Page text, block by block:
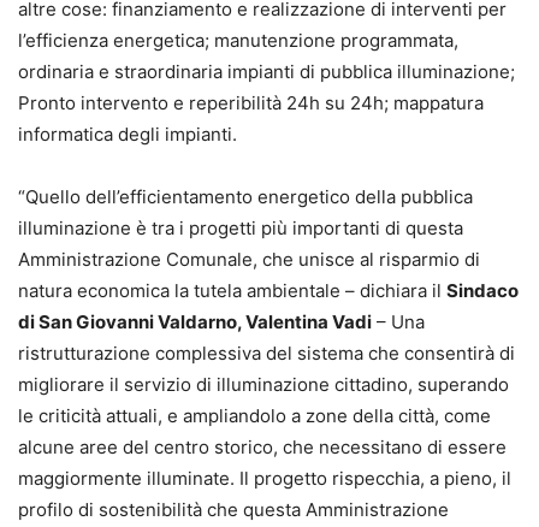
altre cose: finanziamento e realizzazione di interventi per
l’efficienza energetica; manutenzione programmata,
ordinaria e straordinaria impianti di pubblica illuminazione;
Pronto intervento e reperibilità 24h su 24h; mappatura
informatica degli impianti.
“Quello dell’efficientamento energetico della pubblica
illuminazione è tra i progetti più importanti di questa
Amministrazione Comunale, che unisce al risparmio di
natura economica la tutela ambientale – dichiara il Sindaco
di San Giovanni Valdarno, Valentina Vadi – Una
ristrutturazione complessiva del sistema che consentirà di
migliorare il servizio di illuminazione cittadino, superando
le criticità attuali, e ampliandolo a zone della città, come
alcune aree del centro storico, che necessitano di essere
maggiormente illuminate. Il progetto rispecchia, a pieno, il
profilo di sostenibilità che questa Amministrazione